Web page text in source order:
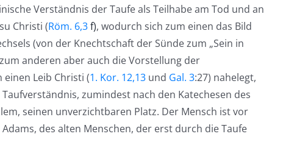
Verständnis der Taufe als Teilhabe am Tod und an
Christi (Röm. 6,3f), wodurch sich zum einen das Bild
(von der Knechtschaft der Sünde zum „Sein in
anderen aber auch die Vorstellung der
Leib Christi (1. Kor. 12,13 und Gal. 3:27) nahelegt,
zumindest nach den Katechesen des
seinen unverzichtbaren Platz. Der Mensch ist vor
des alten Menschen, der erst durch die Taufe